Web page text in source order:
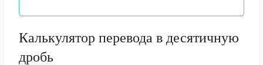
Калькулятор перевода в десятичную
дробь